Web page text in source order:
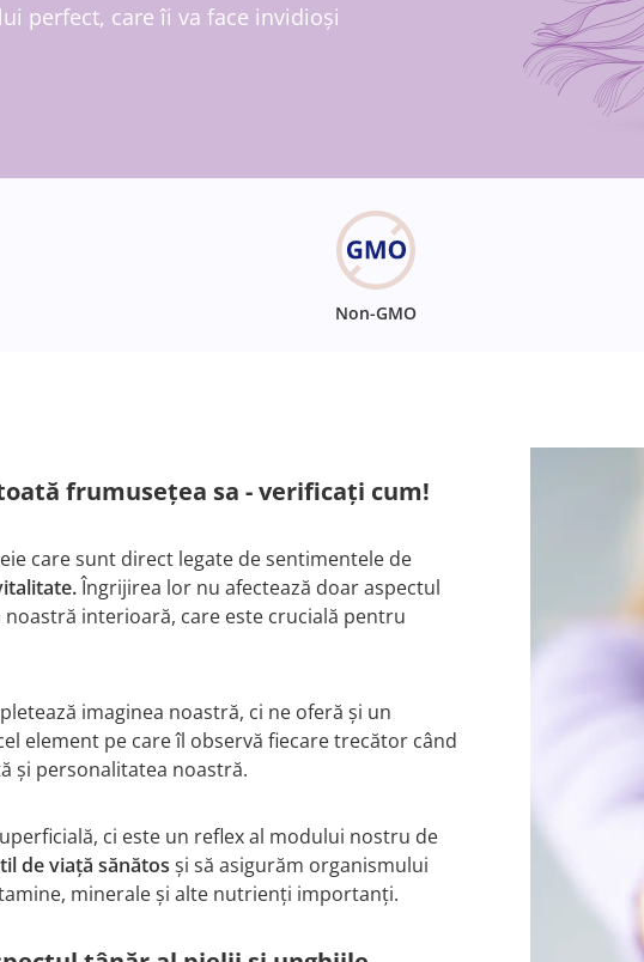
perfect, care îi va face invidioși
Non-GMO
frumusețea sa - verificați cum!
care sunt direct legate de sentimentele de
Îngrijirea lor nu afectează doar aspectul
interioară, care este crucială pentru
imaginea noastră, ci ne oferă și un
element pe care îl observă fiecare trecător când
și personalitatea noastră.
ci este un reflex al modului nostru de
de viață sănătos și să asigurăm organismului
minerale și alte nutrienți importanți.